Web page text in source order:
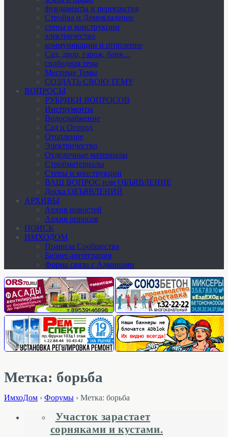
фундаменты и перекрытия
Стройка и Домовладение
стены и конструкции
электричество
коммуникации и отопление
Cад, двор, гараж, баня…
свободная тема
Местные Темы
СОЗДАТЬ СВОЮ ТЕМУ
ВОПРОСЫ
РУБРИКИ ВОПРОСОВ
Инструменты
Водоснабжение
Сад и Огород
Отопление
Электричество
Отделочные материалы
Стройматериалы
Стены и конструкции
ВАШ ВОПРОС или ОБЪЯВЛЕНИЕ
Доска ОБЪЯВЛЕНИЙ
АРХИВЫ
Архив новостей
Архив опросов
ПОИСК
ИМХОДОМ
Правила Сообщества
Бизнес-интеграция
Форма связи с Админами
Метка: борьба
ИмхоДом › Форумы › Метка: борьба
Участок зарастает
сорняками и кустами.